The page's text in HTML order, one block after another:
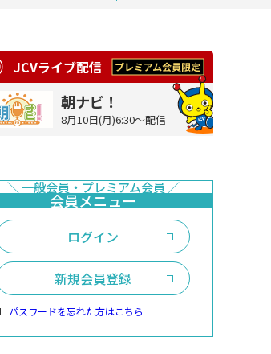
JCVライブ配信
朝ナビ！
8月10日(月)6:30～配信
ログイン
新規会員登録
パスワードを忘れた方はこちら